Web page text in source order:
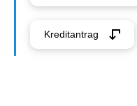
Kreditantrag